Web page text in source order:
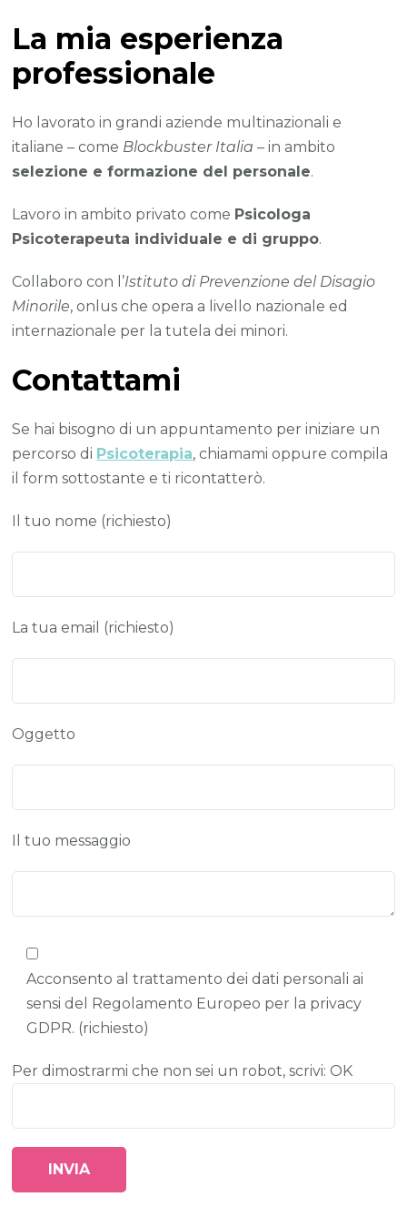
La mia esperienza
professionale
Ho lavorato in grandi aziende multinazionali e
italiane – come Blockbuster Italia – in ambito
selezione e formazione del personale.
Lavoro in ambito privato come Psicologa
Psicoterapeuta individuale e di gruppo.
Collaboro con l’Istituto di Prevenzione del Disagio
Minorile, onlus che opera a livello nazionale ed
internazionale per la tutela dei minori.
Contattami
Se hai bisogno di un appuntamento per iniziare un
percorso di Psicoterapia, chiamami oppure compila
il form sottostante e ti ricontatterò.
Il tuo nome (richiesto)
La tua email (richiesto)
Oggetto
Il tuo messaggio
Acconsento al trattamento dei dati personali ai
sensi del Regolamento Europeo per la privacy
GDPR. (richiesto)
Per dimostrarmi che non sei un robot, scrivi: OK